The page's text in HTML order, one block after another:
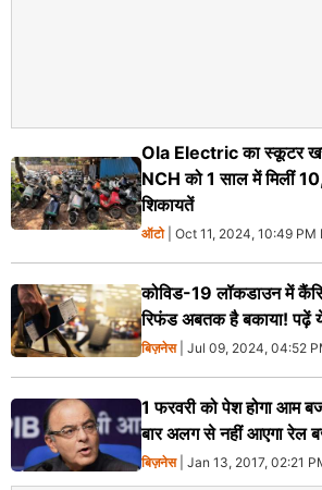
Ola Electric का स्कूटर
NCH को 1 साल में मिलीं
शिकायतें
ऑटो| Oct 11, 2024, 10:49 PM
कोविड-19 लॉकडाउन में
रिफंड अबतक है बकाया!
बिज़नेस| Jul 09, 2024, 04:52
1 फरवरी को पेश होगा आम
बार अलग से नहीं आएगा रेल
बिज़नेस| Jan 13, 2017, 02:21